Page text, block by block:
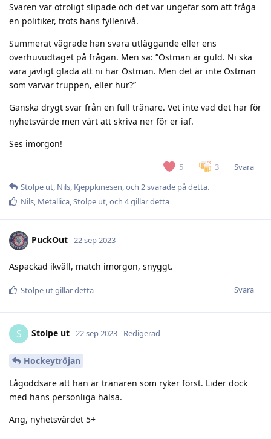
Svaren var otroligt slipade och det var ungefär som att fråga
en politiker, trots hans fyllenivå.
Summerat vägrade han svara utläggande eller ens
överhuvudtaget på frågan. Men sa: ”Östman är guld. Ni ska
vara jävligt glada att ni har Östman. Men det är inte Östman
som värvar truppen, eller hur?”
Ganska drygt svar från en full tränare. Vet inte vad det har för
nyhetsvärde men värt att skriva ner för er iaf.
Ses imorgon!
5 3
Svara
Stolpe ut, Nils, Kjeppkinesen, och 2svarade på detta.
Nils, Metallica,Stolpe ut, och 4gillar detta
PuckOut 22 sep 2023
Aspackad ikväll, match imorgon, snyggt.
Svara
Stolpe utgillar detta
S Stolpe ut 22 sep 2023 Redigerad
Hockeytröjan
Lågoddsare att han är tränaren som ryker först. Lider dock
med hans personliga hälsa.
Ang, nyhetsvärdet 5+